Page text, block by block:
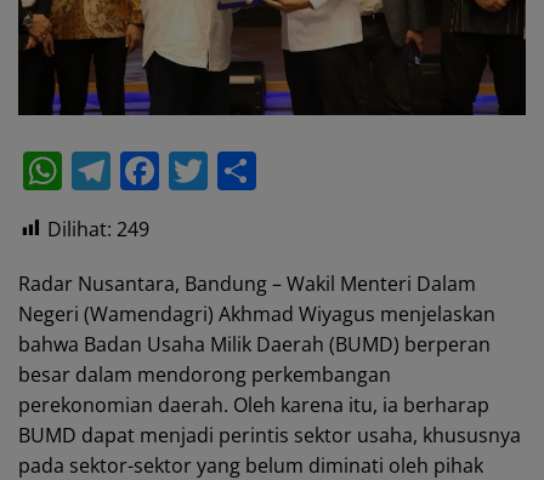
W
h
at
s
A
p
p
T
el
e
gr
a
m
F
e
b
o
o
k
T
er e
Dilihat: 249
Radar Nusantara, Bandung – Wakil Menteri Dalam
Negeri (Wamendagri) Akhmad Wiyagus menjelaskan
bahwa Badan Usaha Milik Daerah (BUMD) berperan
besar dalam mendorong perkembangan
perekonomian daerah. Oleh karena itu, ia berharap
BUMD dapat menjadi perintis sektor usaha, khususnya
pada sektor-sektor yang belum diminati oleh pihak